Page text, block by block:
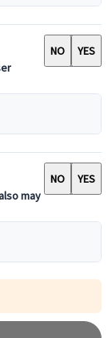
・ロマンチック街
フランクフルト発
巡るランドクルーズ
発ミュンヘン着で効
バスツアーで、ノイ